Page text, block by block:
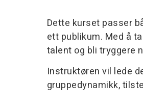
Dette kurset passer
ett publikum. Med å
talent og bli tryggere
Instruktøren vil lede
gruppedynamikk,